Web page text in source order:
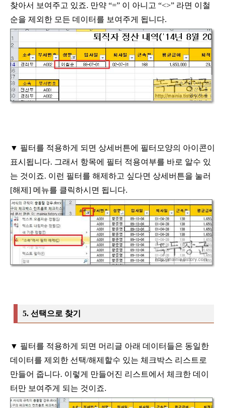
찾아서 보여주고 있죠. 만약 “=” 이 아니고 “<>” 라면 이철
순을 제외한 모든 데이터를 보여주게 됩니다.
▼ 필터를 적용하게 되면 상세버튼에 필터모양의 아이콘이
표시됩니다. 그래서 항목에 필터 적용여부를 바로 알수 있
는 것이죠. 이런 필터를 해제하고 싶다면 상세버튼을 눌러
[해제 ] 메뉴를 클릭하시면 됩니다.
5. 선택으로 찾기
▼ 필터를 적용하게 되면 머리글 아래 데이터들은 동일한
데이터를 제외한 선택/해제할수 있는 체크박스 리스트로
만들어 줍니다. 이렇게 만들어진 리스트에서 체크한 데이
터만 보여주게 되는 것이죠.